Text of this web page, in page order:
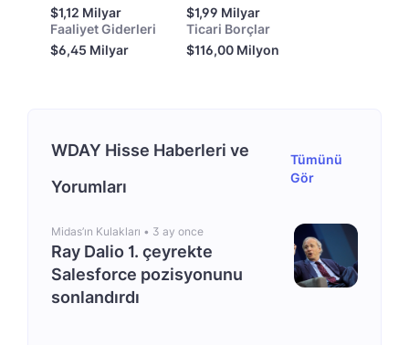
$1,12 Milyar
$1,99 Milyar
Faaliyet Giderleri
$6,45 Milyar
Ticari Borçlar
$116,00 Milyon
WDAY Hisse Haberleri ve
Yorumları
Tümünü
Gör
Midas’ın Kulakları • 3 ay once
Ray Dalio 1. çeyrekte
Salesforce pozisyonunu
sonlandırdı